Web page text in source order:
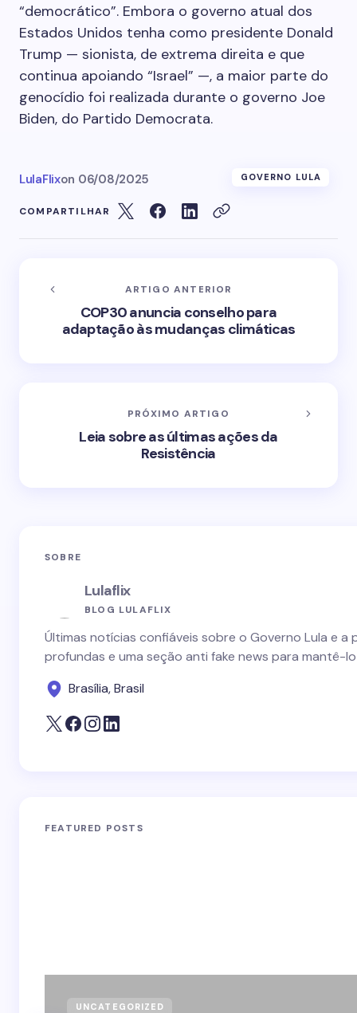
“democrático”. Embora o governo atual dos
Estados Unidos tenha como presidente Donald
Trump — sionista, de extrema direita e que
continua apoiando “Israel” —, a maior parte do
genocídio foi realizada durante o governo Joe
Biden, do Partido Democrata.
LulaFlixon 06/08/2025 GOVERNO LULA
COMPARTILHAR
ARTIGO ANTERIOR
COP30 anuncia conselho para
adaptação às mudanças climáticas
PRÓXIMO ARTIGO
Leia sobre as últimas ações da
Resistência
SOBRE
Lulaflix
BLOG LULAFLIX
Últimas notícias confiáveis sobre o Governo Lula e
profundas e uma seção anti fake news para mantê-
Brasília, Brasil
FEATURED POSTS
UNCATEGORIZED